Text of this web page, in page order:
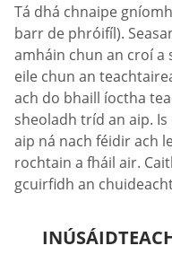
Tá dhá chnaipe
barr de phróifíl).
amháin chun an croí a
eile chun an
ach do bhaill íoctha
sheoladh tríd an aip.
aip ná nach féidir ach
rochtain a fháil air.
gcuirfidh an